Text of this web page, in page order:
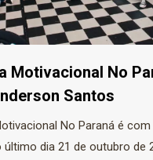
Motivacional No
Santos
No Paraná é
último dia 21 de outubro de